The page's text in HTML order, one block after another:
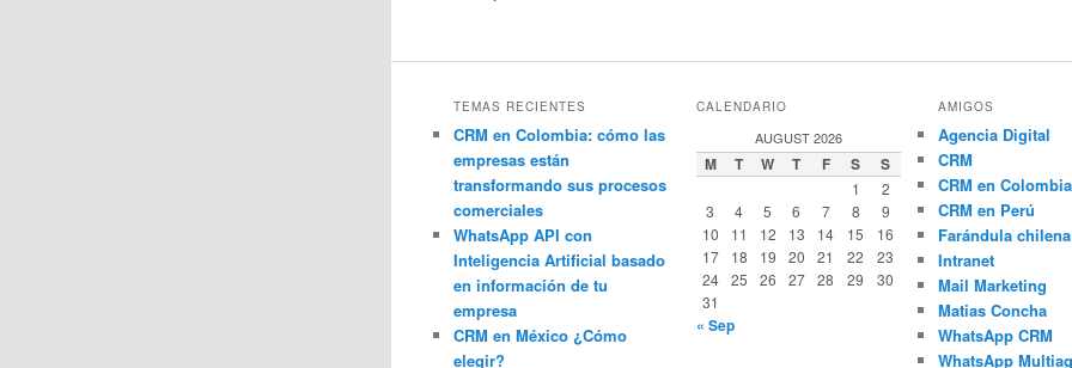
TEMAS RECIENTES
CRM en Colombia: cómo las
empresas están
transformando sus procesos
comerciales
WhatsApp API con
Inteligencia Artificial basado
en información de tu
empresa
CRM en México ¿Cómo
elegir?
CALENDARIO
AUGUST 2026
M T W T F S S
1
2
3
4 5 6 7 8
9
10
11 12 13 14 15
16
17
18 19 20 21 22
23
24
25 26 27 28 29
30
31
« Sep
AMIGOS
Agencia Digital
CRM
CRM en Colombia
CRM en Perú
Farándula chilena
Intranet
Mail Marketing
Matias Concha
WhatsApp CRM
WhatsApp